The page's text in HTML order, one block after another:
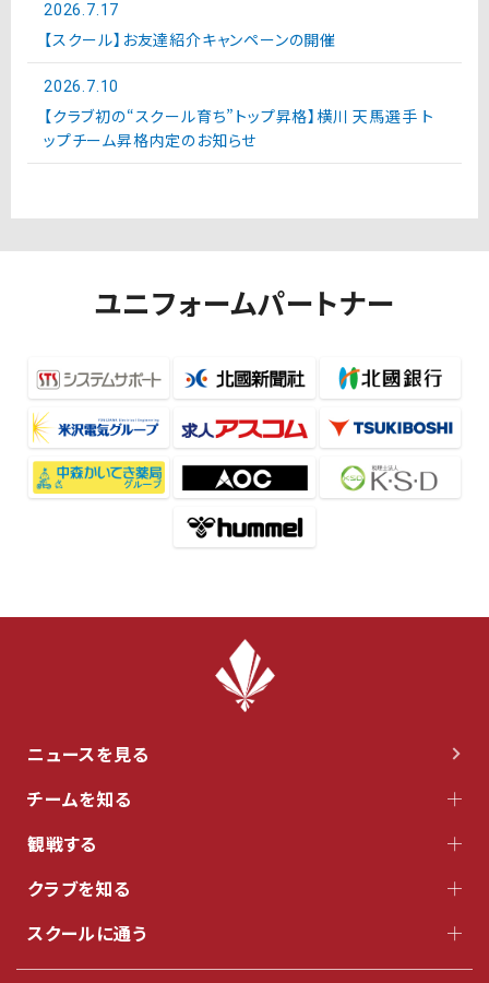
2026.7.17
【スクール】お友達紹介キャンペーンの開催
2026.7.10
【クラブ初の“スクール育ち”トップ昇格】横川 天馬選手 ト
ップチーム昇格内定のお知らせ
ユニフォームパートナー
ニュースを見る
チームを知る
観戦する
クラブを知る
スクールに通う